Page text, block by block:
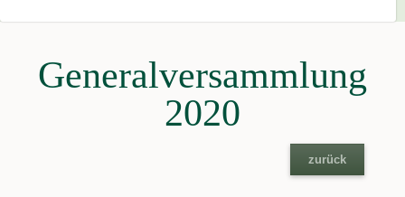
Generalversammlung
2020
zurück